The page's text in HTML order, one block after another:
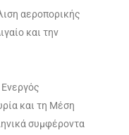
αεροπορικής
και την
Ενεργός
και τη Μέση
συμφέροντα